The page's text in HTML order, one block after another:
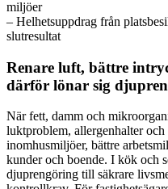
miljöer
– Helhetsuppdrag från
slutresultat
Renare luft, bättre
därför lönar sig
När fett, damm och
luktproblem, allergenhalter
inomhusmiljöer, bättre
kunder och boende. I kök och
djuprengöring till säkrare